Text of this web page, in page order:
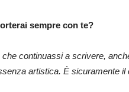
sempre con te?
continuassi a scrivere,
artistica. È sicuramente il